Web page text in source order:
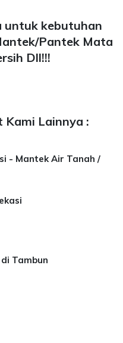
untuk kebutuhan
Pantek Mata
Dll!!!
Kami Lainnya :
- Mantek Air Tanah /
Tambun